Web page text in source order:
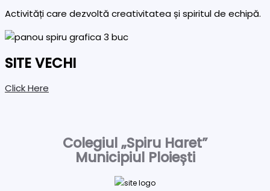
Activități care dezvoltă creativitatea și spiritul de echipă.
SITE VECHI
Click Here
Colegiul „Spiru Haret”
Municipiul Ploiești